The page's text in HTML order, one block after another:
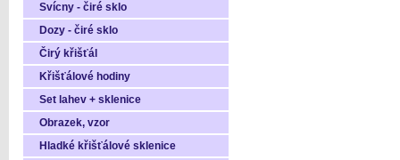
Svícny - čiré sklo
Dozy - čiré sklo
Čirý křišťál
Křišťálové hodiny
Set lahev + sklenice
Obrazek, vzor
Hladké křišťálové sklenice